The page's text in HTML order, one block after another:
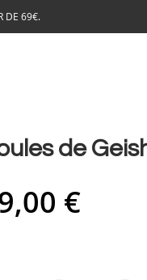
DE 69€.
de
€